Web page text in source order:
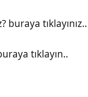
tıklayınız..
tıklayın..